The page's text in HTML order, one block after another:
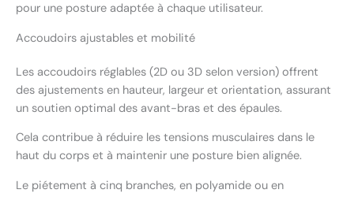
pour une posture adaptée à chaque utilisateur.
Accoudoirs ajustables et mobilité
Les accoudoirs réglables (2D ou 3D selon version) offrent
des ajustements en hauteur, largeur et orientation, assurant
un soutien optimal des avant-bras et des épaules.
Cela contribue à réduire les tensions musculaires dans le
haut du corps et à maintenir une posture bien alignée.
Le piétement à cinq branches, en polyamide ou en